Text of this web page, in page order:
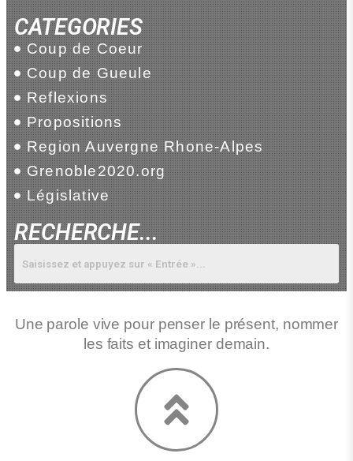
CATEGORIES
Coup de Coeur
Coup de Gueule
Reflexions
Propositions
Region Auvergne Rhone-Alpes
Grenoble2020.org
Législative
RECHERCHE...
Une parole vive pour penser le présent, nommer
les faits et imaginer demain.